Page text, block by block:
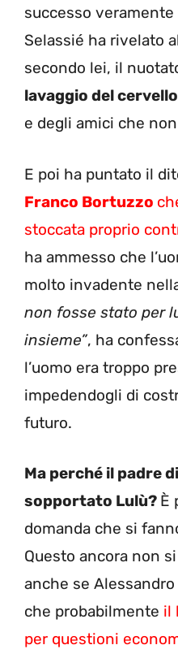
successo
Selassié ha rivelato
secondo lei, il
lavaggio del cervello
e degli amici che
E poi ha puntato il
Franco Bortuzzo
stoccata proprio
ha ammesso che
molto invadente
non fosse stato per
insieme”, ha
l’uomo era troppo
impedendogli di
futuro.
Ma perché il padre
sopportato Lulù? È
domanda che si
Questo ancora non
anche se
che probabilmente il
per questioni